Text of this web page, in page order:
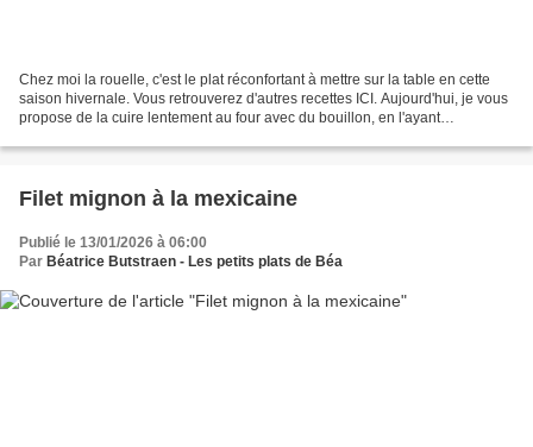
Chez moi la rouelle, c'est le plat réconfortant à mettre sur la table en cette
saison hivernale. Vous retrouverez d'autres recettes ICI. Aujourd'hui, je vous
propose de la cuire lentement au four avec du bouillon, en l'ayant
Filet mignon à la mexicaine
Publié le 13/01/2026 à 06:00
Par Béatrice Butstraen - Les petits plats de Béa